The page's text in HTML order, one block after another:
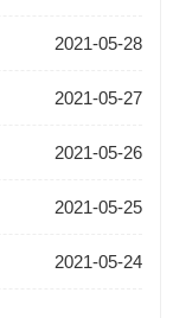
2021-05-28
2021-05-27
2021-05-26
2021-05-25
2021-05-24